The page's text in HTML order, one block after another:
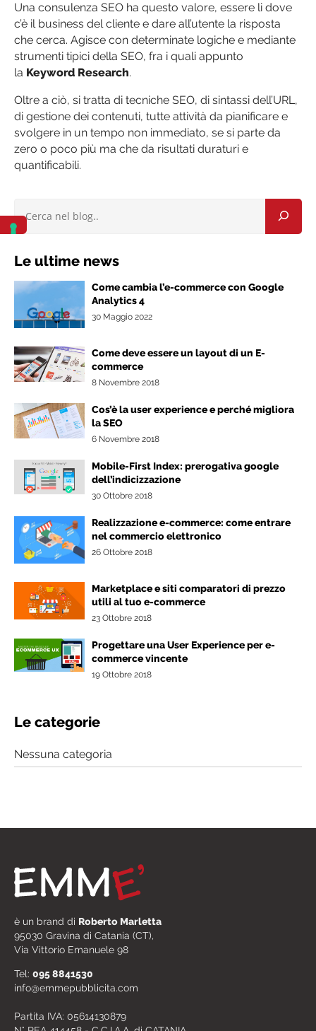
Una consulenza SEO ha questo valore, essere li dove
c’è il business del cliente e dare all’utente la risposta
che cerca. Agisce con determinate logiche e mediante
strumenti tipici della SEO, fra i quali appunto
la Keyword Research.
Oltre a ciò, si tratta di tecniche SEO, di sintassi dell’URL,
di gestione dei contenuti, tutte attività da pianificare e
svolgere in un tempo non immediato, se si parte da
zero o poco più ma che da risultati duraturi e
quantificabili.
Le ultime news
Come cambia l’e-commerce con Google
Analytics 4
30 Maggio 2022
Come deve essere un layout di un E-
commerce
8 Novembre 2018
Cos’è la user experience e perché migliora
la SEO
6 Novembre 2018
Mobile-First Index: prerogativa google
dell’indicizzazione
30 Ottobre 2018
Realizzazione e-commerce: come entrare
nel commercio elettronico
26 Ottobre 2018
Marketplace e siti comparatori di prezzo
utili al tuo e-commerce
23 Ottobre 2018
Progettare una User Experience per e-
commerce vincente
19 Ottobre 2018
Le categorie
Nessuna categoria
è un brand di Roberto Marletta
95030 Gravina di Catania (CT),
Via Vittorio Emanuele 98
Tel: 095 8841530
info@emmepubblicita.com
Partita IVA: 05614130879